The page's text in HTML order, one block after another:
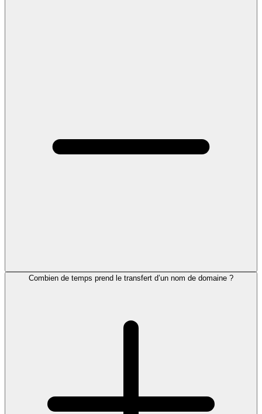
Combien de temps prend le transfert d’un nom de domaine ?